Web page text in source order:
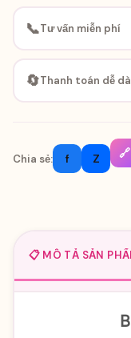
📞Tư vấn miễn phí
🔄Thanh toán dễ
Chia sẻ: f Z 🔗
📋 MÔ TẢ SẢN